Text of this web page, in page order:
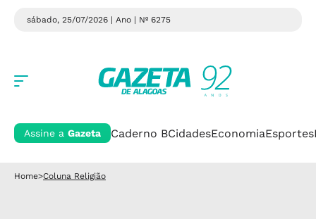
sábado, 25/07/2026 | Ano | Nº 6275
Assine a Gazeta Caderno BCidadesEconomiaEsportes
Home>Coluna Religião